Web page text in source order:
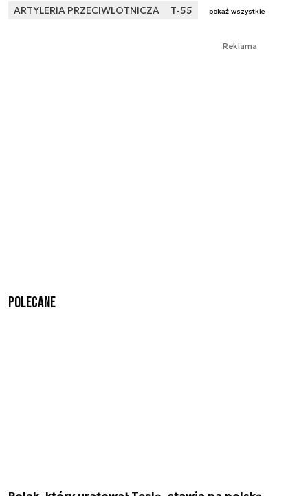
ARTYLERIA PRZECIWLOTNICZA
T-55 pokaż wszystkie
Reklama
Polecane